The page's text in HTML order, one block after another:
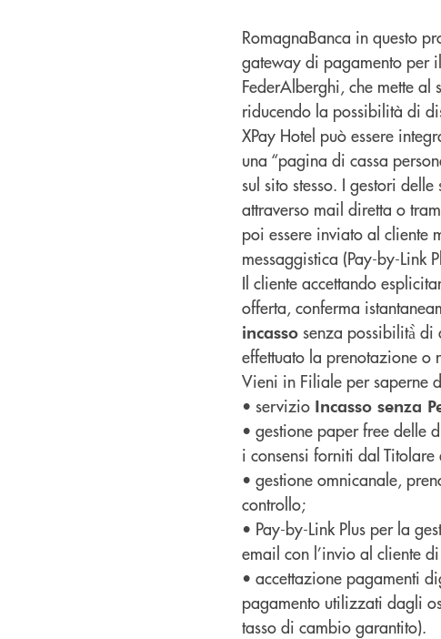
RomagnaBanca in questo
gateway di pagamento per
FederAlberghi, che mette
riducendo la possibilità di
XPay Hotel può essere
una “pagina di cassa
sul sito stesso. I gestori
attraverso mail diretta o
poi essere inviato al cliente
messaggistica (Pay-by-Link
Il cliente accettando
offerta, conferma
incasso senza possibilità̀ di
effettuato la prenotazione o
Vieni in Filiale per saperne
• servizio Incasso senza
• gestione paper free delle
i consensi forniti dal
• gestione omnicanale,
controllo;
• Pay-by-Link Plus per la
email con l’invio al cliente
• accettazione pagamenti
pagamento utilizzati dagli
tasso di cambio garantito).